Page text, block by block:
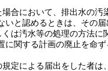
合において、排出水の汚
と認めるときは、その
は汚水等の処理の方法に
関する計画の廃止を命ず
規定による届出をした者は